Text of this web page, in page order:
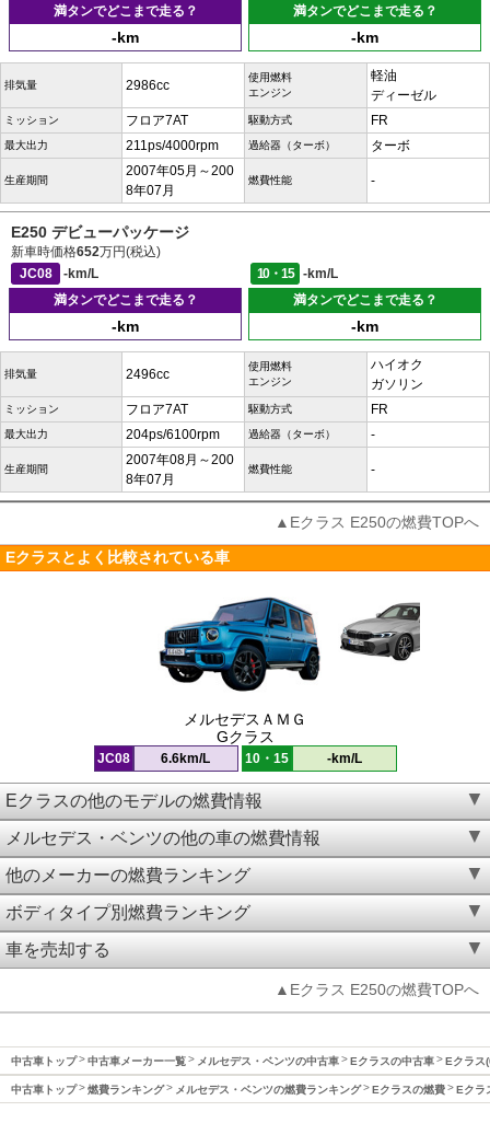
満タンでどこまで走る？
-km
満タンでどこまで走る？
-km
排気量 2986cc
使用燃料
エンジン
軽油
ディーゼル
ミッション フロア7AT 駆動方式 FR
最大出力 211ps/4000rpm 過給器（ターボ） ターボ
生産期間
2007年05月～200
8年07月
燃費性能 -
E250 デビューパッケージ
新車時価格652万円(税込)
JC08
-km/L 10・15
-km/L
満タンでどこまで走る？
-km
満タンでどこまで走る？
-km
排気量 2496cc
使用燃料
エンジン
ハイオク
ガソリン
ミッション フロア7AT 駆動方式 FR
最大出力 204ps/6100rpm 過給器（ターボ） -
生産期間
2007年08月～200
8年07月
燃費性能 -
▲Eクラス E250の燃費TOPへ
Eクラスとよく比較されている車
メルセデスＡＭＧ
Gクラス
JC08 6.6km/L 10・15 -km/L
Eクラスの他のモデルの燃費情報
メルセデス・ベンツの他の車の燃費情報
他のメーカーの燃費ランキング
ボディタイプ別燃費ランキング
車を売却する
▲Eクラス E250の燃費TOPへ
中古車トップ 中古車メーカー一覧 メルセデス・ベンツの中古車 Eクラスの中古車 Eクラス
中古車トップ 燃費ランキング メルセデス・ベンツの燃費ランキング Eクラスの燃費 Eクラ